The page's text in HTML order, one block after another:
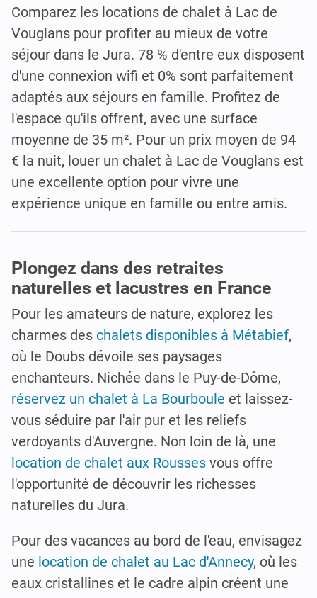
Comparez les locations de chalet à Lac de
Vouglans pour profiter au mieux de votre
séjour dans le Jura. 78 % d'entre eux disposent
d'une connexion wifi et 0% sont parfaitement
adaptés aux séjours en famille. Profitez de
l'espace qu'ils offrent, avec une surface
moyenne de 35 m². Pour un prix moyen de 94
€ la nuit, louer un chalet à Lac de Vouglans est
une excellente option pour vivre une
expérience unique en famille ou entre amis.
Plongez dans des retraites
naturelles et lacustres en France
Pour les amateurs de nature, explorez les
charmes des chalets disponibles à Métabief,
où le Doubs dévoile ses paysages
enchanteurs. Nichée dans le Puy-de-Dôme,
réservez un chalet à La Bourboule et laissez-
vous séduire par l'air pur et les reliefs
verdoyants d'Auvergne. Non loin de là, une
location de chalet aux Rousses vous offre
l'opportunité de découvrir les richesses
naturelles du Jura.
Pour des vacances au bord de l'eau, envisagez
une location de chalet au Lac d'Annecy, où les
eaux cristallines et le cadre alpin créent une